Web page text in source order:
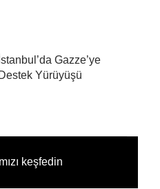
İstanbul’da Gazze’ye
Destek Yürüyüşü
keşfedin